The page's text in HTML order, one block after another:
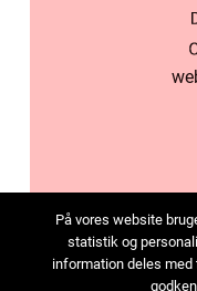
På vores website
statistik og
information deles